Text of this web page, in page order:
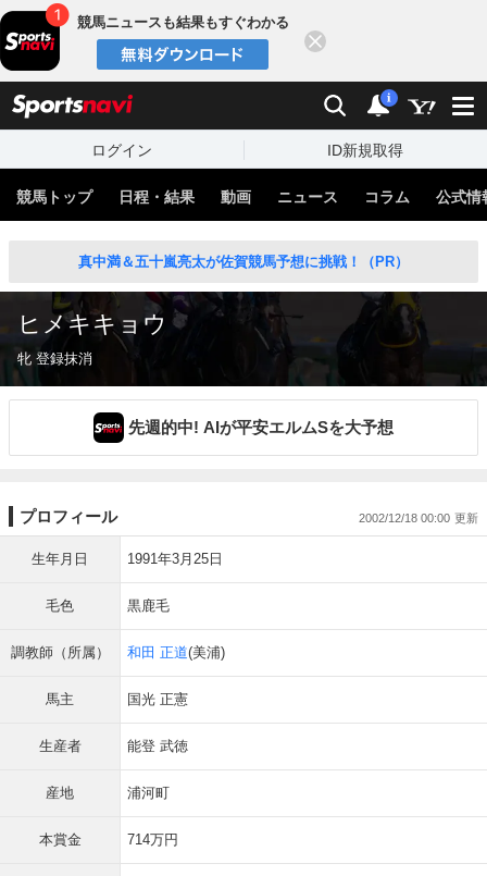
競馬ニュースも結果もすぐわかる
検索 通知
i
ログイン ID新規取得
競馬トップ 日程・結果 動画 ニュース コラム 公式情
真中満＆五十嵐亮太が佐賀競馬予想に挑戦！（PR）
ヒメキキョウ
牝 登録抹消
先週的中! AIが平安エルムSを大予想
プロフィール 2002/12/18 00:00
生年月日 1991年3月25日
毛色 黒鹿毛
調教師（所属） 和田 正道(美浦)
馬主 国光 正憲
生産者 能登 武徳
産地 浦河町
本賞金 714万円